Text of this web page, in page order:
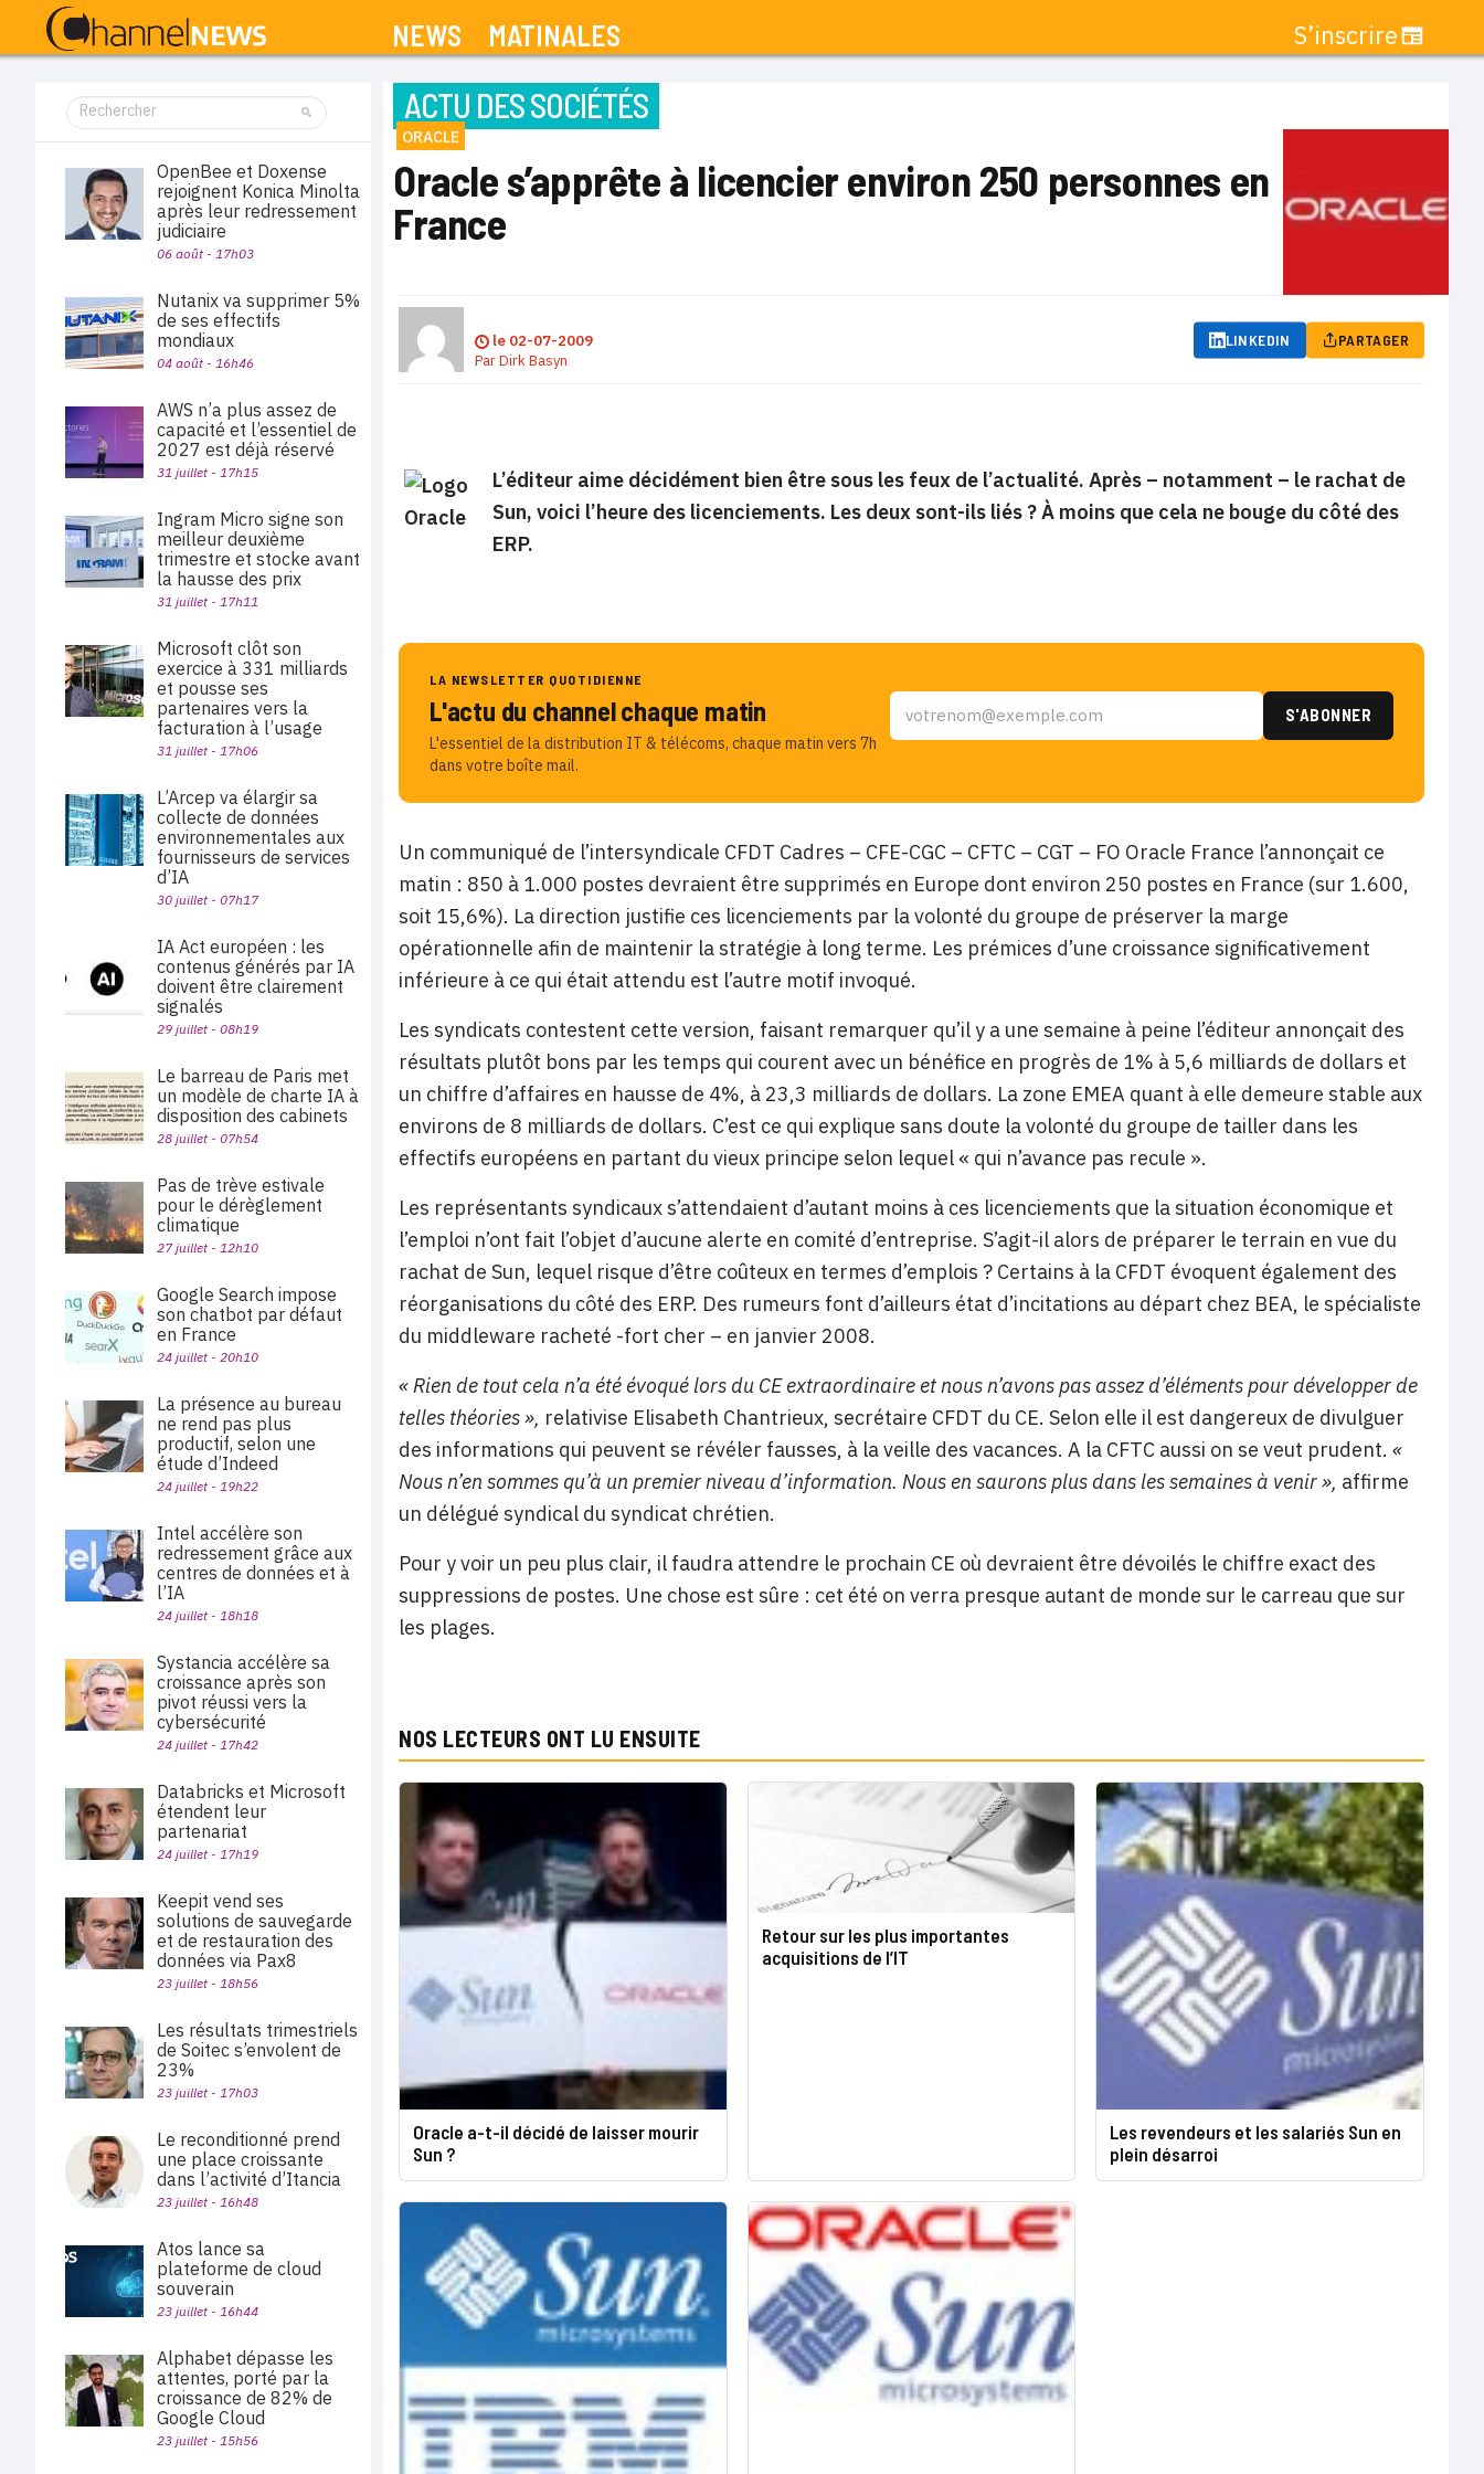
NEWS MATINALES S’inscrire
ACTU DES SOCIÉTÉS
ORACLE
Oracle s’apprête à licencier environ 250 personnes en
France
le 02-07-2009
ParDirk Basyn
LINKEDIN PARTAGER
L’éditeur aime décidément bien être sous les feux de l’actualité. Après – notamment – le rachat de
Sun, voici l’heure des licenciements. Les deux sont-ils liés ? À moins que cela ne bouge du côté des
ERP.
LA NEWSLETTER QUOTIDIENNE
L'actu du channel chaque matin
L'essentiel de la distribution IT & télécoms, chaque matin vers 7h
dans votre boîte mail.
Un communiqué de l’intersyndicale CFDT Cadres – CFE-CGC – CFTC – CGT – FO Oracle France l’annonçait ce
matin : 850 à 1.000 postes devraient être supprimés en Europe dont environ 250 postes en France (sur 1.600,
soit 15,6%). La direction justifie ces licenciements par la volonté du groupe de préserver la marge
opérationnelle afin de maintenir la stratégie à long terme. Les prémices d’une croissance significativement
inférieure à ce qui était attendu est l’autre motif invoqué.
Les syndicats contestent cette version, faisant remarquer qu’il y a une semaine à peine l’éditeur annonçait des
résultats plutôt bons par les temps qui courent avec un bénéfice en progrès de 1% à 5,6 milliards de dollars et
un chiffre d’affaires en hausse de 4%, à 23,3 milliards de dollars. La zone EMEA quant à elle demeure stable aux
environs de 8 milliards de dollars. C’est ce qui explique sans doute la volonté du groupe de tailler dans les
effectifs européens en partant du vieux principe selon lequel « qui n’avance pas recule ».
Les représentants syndicaux s’attendaient d’autant moins à ces licenciements que la situation économique et
l’emploi n’ont fait l’objet d’aucune alerte en comité d’entreprise. S’agit-il alors de préparer le terrain en vue du
rachat de Sun, lequel risque d’être coûteux en termes d’emplois ? Certains à la CFDT évoquent également des
réorganisations du côté des ERP. Des rumeurs font d’ailleurs état d’incitations au départ chez BEA, le spécialiste
du middleware racheté -fort cher – en janvier 2008.
« Rien de tout cela n’a été évoqué lors du CE extraordinaire et nous n’avons pas assez d’éléments pour développer de
telles théories », relativise Elisabeth Chantrieux, secrétaire CFDT du CE. Selon elle il est dangereux de divulguer
des informations qui peuvent se révéler fausses, à la veille des vacances. A la CFTC aussi on se veut prudent. «
Nous n’en sommes qu’à un premier niveau d’information. Nous en saurons plus dans les semaines à venir », affirme
un délégué syndical du syndicat chrétien.
Pour y voir un peu plus clair, il faudra attendre le prochain CE où devraient être dévoilés le chiffre exact des
suppressions de postes. Une chose est sûre : cet été on verra presque autant de monde sur le carreau que sur
les plages.
NOS LECTEURS ONT LU ENSUITE
Oracle a-t-il décidé de laisser mourir
Sun ?
Retour sur les plus importantes
acquisitions de l’IT
Les revendeurs et les salariés Sun en
plein désarroi
OpenBee et Doxense
rejoignent Konica Minolta
après leur redressement
judiciaire
06 août - 17h03
Nutanix va supprimer 5%
de ses effectifs
mondiaux
04 août - 16h46
AWS n’a plus assez de
capacité et l’essentiel de
2027 est déjà réservé
31 juillet - 17h15
Ingram Micro signe son
meilleur deuxième
trimestre et stocke avant
la hausse des prix
31 juillet - 17h11
Microsoft clôt son
exercice à 331 milliards
et pousse ses
partenaires vers la
facturation à l’usage
31 juillet - 17h06
L’Arcep va élargir sa
collecte de données
environnementales aux
fournisseurs de services
d’IA
30 juillet - 07h17
IA Act européen : les
contenus générés par IA
doivent être clairement
signalés
29 juillet - 08h19
Le barreau de Paris met
un modèle de charte IA à
disposition des cabinets
28 juillet - 07h54
Pas de trève estivale
pour le dérèglement
climatique
27 juillet - 12h10
Google Search impose
son chatbot par défaut
en France
24 juillet - 20h10
La présence au bureau
ne rend pas plus
productif, selon une
étude d’Indeed
24 juillet - 19h22
Intel accélère son
redressement grâce aux
centres de données et à
l’IA
24 juillet - 18h18
Systancia accélère sa
croissance après son
pivot réussi vers la
cybersécurité
24 juillet - 17h42
Databricks et Microsoft
étendent leur
partenariat
24 juillet - 17h19
Keepit vend ses
solutions de sauvegarde
et de restauration des
données via Pax8
23 juillet - 18h56
Les résultats trimestriels
de Soitec s’envolent de
23%
23 juillet - 17h03
Le reconditionné prend
une place croissante
dans l’activité d’Itancia
23 juillet - 16h48
Atos lance sa
plateforme de cloud
souverain
23 juillet - 16h44
Alphabet dépasse les
attentes, porté par la
croissance de 82% de
Google Cloud
23 juillet - 15h56